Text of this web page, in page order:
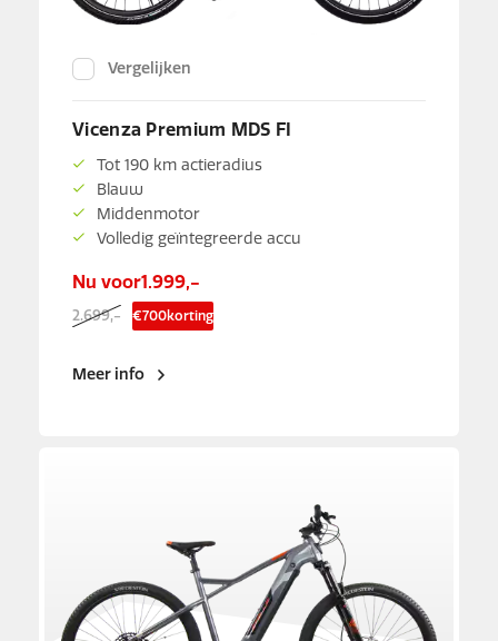
Vergelijken
Vicenza Premium MDS FI
Tot 190 km actieradius
Blauw
Middenmotor
Volledig geïntegreerde accu
Nu voor1.999,-
2.699,- €700korting
Meer info